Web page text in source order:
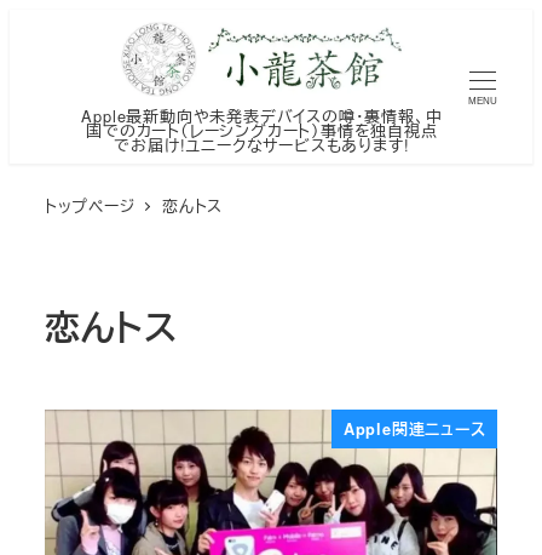
Apple最新動向や未発表デバイスの噂・裏情報、中
国でのカート（レーシングカート）事情を独自視点
でお届け!ユニークなサービスもあります!
MENU
トップページ 恋んトス
恋んトス
Apple関連ニュース